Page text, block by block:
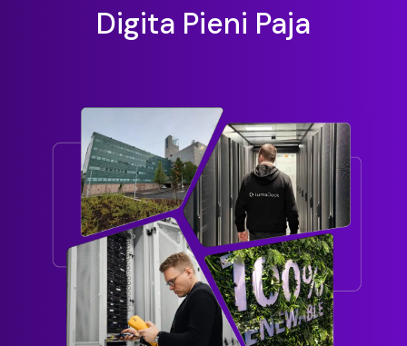
Digita Pieni Paja